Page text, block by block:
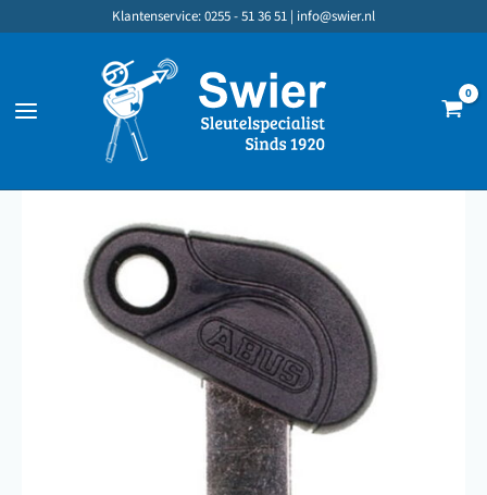
inhoud
Klantenservice: 0255 - 51 36 51 | info@swier.nl